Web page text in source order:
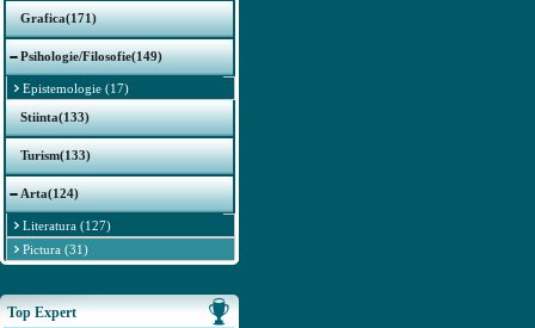
Grafica(171)
Psihologie/Filosofie(149)
Epistemologie (17)
Stiinta(133)
Turism(133)
Arta(124)
Literatura (127)
Pictura (31)
Top Expert